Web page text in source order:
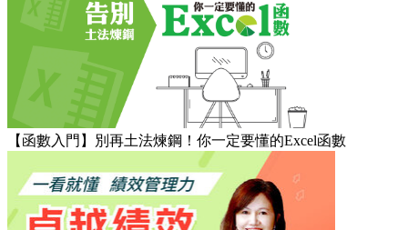
【函數入門】別再土法煉鋼！你一定要懂的Excel函數